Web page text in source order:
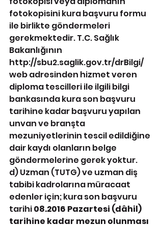
fotokopisini kura başvuru formu
ile birlikte göndermeleri
gerekmektedir. T.C. Sağlık
Bakanlığının
http://sbu2.saglik.gov.tr/drBilgi/
web adresinden hizmet veren
diploma tescilleri ile ilgili bilgi
bankasında kura son başvuru
tarihine kadar başvuru yapılan
unvan ve branşta
mezuniyetlerinin tescil edildiğine
dair kaydı olanların belge
göndermelerine gerek yoktur.
d) Uzman (TUTG) ve uzman diş
tabibi kadrolarına müracaat
edenler için; kura son başvuru
tarihi 08.2016 Pazartesi (dâhil)
tarihine kadar mezun olunması